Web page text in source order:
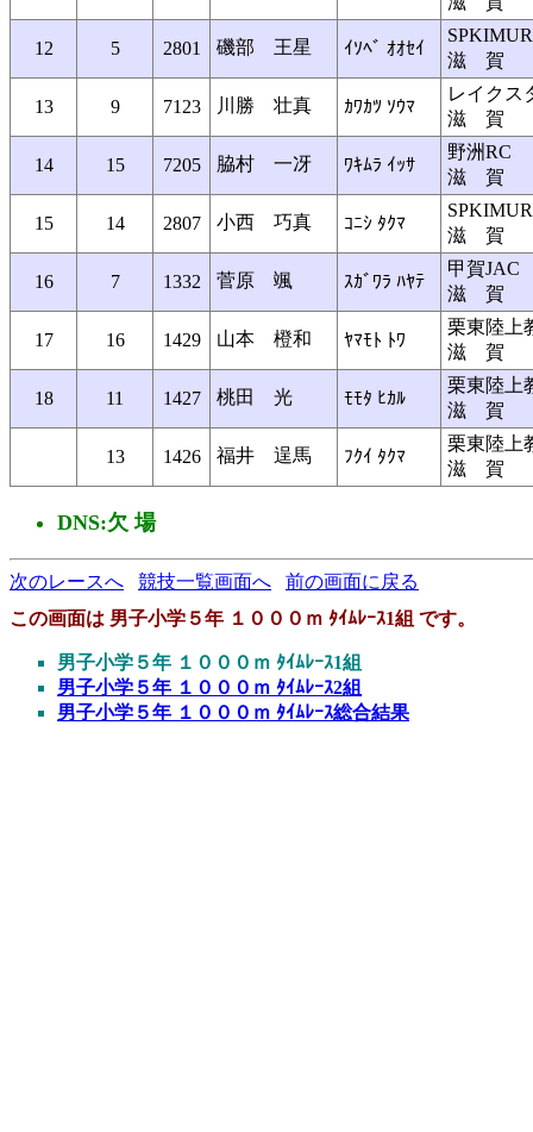
12 5 2801 磯部 王星 ｲｿﾍﾞ ｵｵｾｲ
滋 賀
13 9 7123 川勝 壮真 ｶﾜｶﾂ ｿｳﾏ
レイクス
滋 賀
14 15 7205 脇村 一冴 ﾜｷﾑﾗ ｲｯｻ
野洲RC
滋 賀
15 14 2807 小西 巧真 ｺﾆｼ ﾀｸﾏ
滋 賀
16 7 1332 菅原 颯 ｽｶﾞﾜﾗ ﾊﾔﾃ
甲賀JAC
滋 賀
17 16 1429 山本 橙和 ﾔﾏﾓﾄ ﾄﾜ
栗東陸上
滋 賀
18 11 1427 桃田 光 ﾓﾓﾀ ﾋｶﾙ
栗東陸上
滋 賀
13 1426 福井 逞馬 ﾌｸｲ ﾀｸﾏ
栗東陸上
滋 賀
DNS:欠 場
次のレースへ 競技一覧画面へ
前の画面に戻る
この画面は 男子小学５年 １０００ｍ ﾀｲﾑﾚｰｽ1組 です。
男子小学５年 １０００ｍ ﾀｲﾑﾚｰｽ1組
男子小学５年 １０００ｍ ﾀｲﾑﾚｰｽ2組
男子小学５年 １０００ｍ ﾀｲﾑﾚｰｽ総合結果